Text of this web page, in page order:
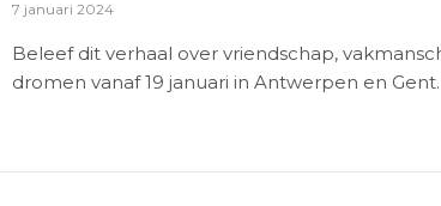
7 januari 2024
Beleef dit verhaal over vriendschap,
dromen vanaf 19 januari in Antwerpen en Gent.